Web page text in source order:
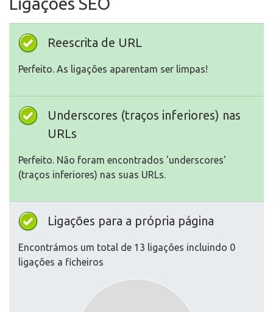
Reescrita de URL
Perfeito. As ligações aparentam ser limpas!
Underscores (traços inferiores) nas
URLs
Perfeito. Não foram encontrados 'underscores'
(traços inferiores) nas suas URLs.
Ligações para a própria página
Encontrámos um total de 13 ligações incluindo 0
ligações a ficheiros